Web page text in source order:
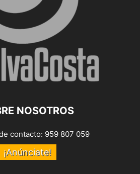
NOSOTROS
contacto: 959 807 059
¡Anúnciate!